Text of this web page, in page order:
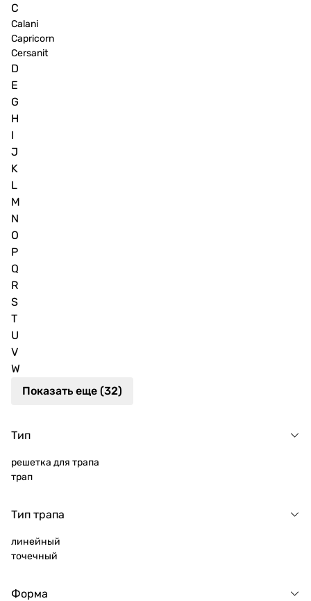
C
Calani
Capricorn
Cersanit
D
E
G
H
I
J
K
L
M
N
O
P
Q
R
S
T
U
V
W
Показать еще (32)
Тип
решетка для трапа
трап
Тип трапа
линейный
точечный
Форма